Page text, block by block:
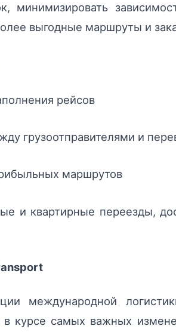
минимизировать
выгодные маршруты и
рейсов
грузоотправителями и
маршрутов
и квартирные переезды,
международной
курсе самых важных